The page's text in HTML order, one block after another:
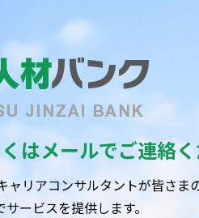
はメールでご連絡
リアコンサルタントが皆さま
ービスを提供します。